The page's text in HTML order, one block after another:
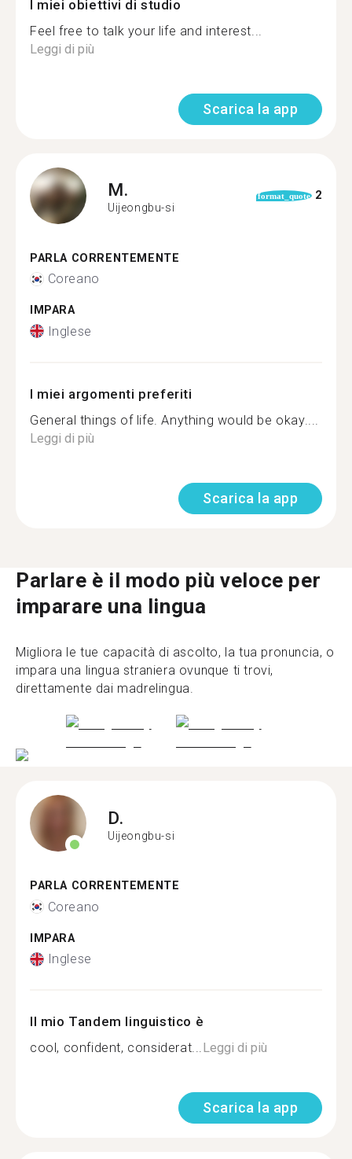
I miei obiettivi di studio
Feel free to talk your life and interest...
Leggi di più
Scarica la app
M.
Uijeongbu-si
format_quote 2
PARLA CORRENTEMENTE
Coreano
IMPARA
Inglese
I miei argomenti preferiti
General things of life. Anything would be okay....
Leggi di più
Scarica la app
Parlare è il modo più veloce per
imparare una lingua
Migliora le tue capacità di ascolto, la tua pronuncia, o
impara una lingua straniera ovunque ti trovi,
direttamente dai madrelingua.
D.
Uijeongbu-si
PARLA CORRENTEMENTE
Coreano
IMPARA
Inglese
Il mio Tandem linguistico è
cool, confident, considerat...Leggi di più
Scarica la app